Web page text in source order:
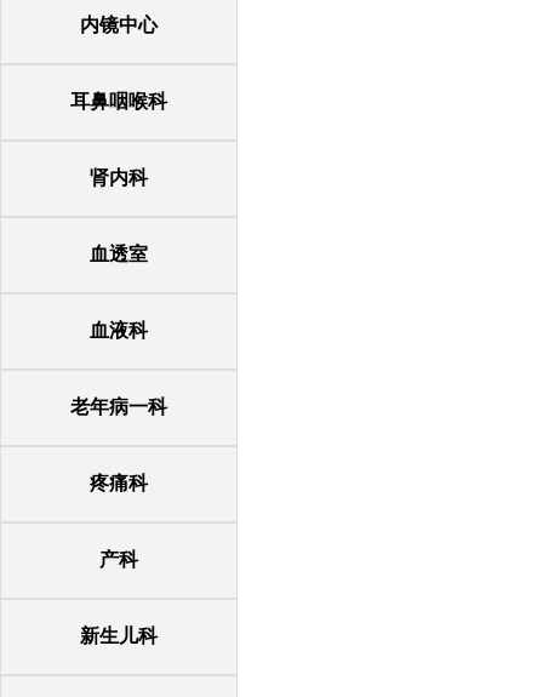
内镜中心
耳鼻咽喉科
肾内科
血透室
血液科
老年病一科
疼痛科
产科
新生儿科